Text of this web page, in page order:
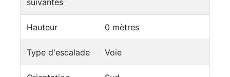
suivantes
Hauteur 0 mètres
Type d'escalade Voie